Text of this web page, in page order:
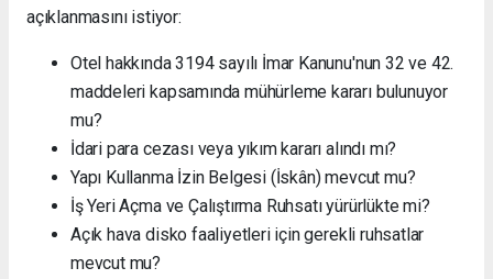
açıklanmasını istiyor:
Otel hakkında 3194 sayılı İmar Kanunu'nun 32 ve 42.
maddeleri kapsamında mühürleme kararı bulunuyor
mu?
İdari para cezası veya yıkım kararı alındı mı?
Yapı Kullanma İzin Belgesi (İskân) mevcut mu?
İş Yeri Açma ve Çalıştırma Ruhsatı yürürlükte mi?
Açık hava disko faaliyetleri için gerekli ruhsatlar
mevcut mu?